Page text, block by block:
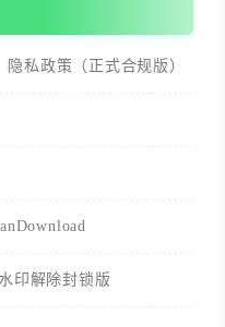
私政策（正式合规版）
印解除封锁版